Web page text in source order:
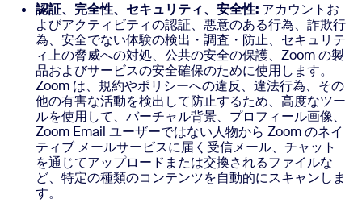
認証、完全性、セキュリティ、安全性: アカウントお
よびアクティビティの認証、悪意のある行為、詐欺行
為、安全でない体験の検出・調査・防止、セキュリテ
ィ上の脅威への対処、公共の安全の保護、Zoom の製
品およびサービスの安全確保のために使用します。
Zoom は、規約やポリシーへの違反、違法行為、その
他の有害な活動を検出して防止するため、高度なツー
ルを使用して、バーチャル背景、プロフィール画像、
Zoom Email ユーザーではない人物から Zoom のネイ
ティブ メールサービスに届く受信メール、チャット
を通じてアップロードまたは交換されるファイルな
ど、特定の種類のコンテンツを自動的にスキャンしま
す。